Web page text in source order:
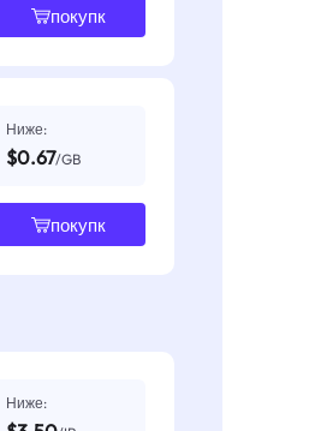
покупк
Ниже:
$0.67/GB
покупк
Ниже: